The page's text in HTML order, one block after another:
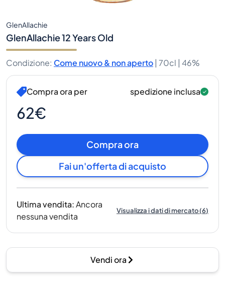
GlenAllachie
GlenAllachie 12 Years Old
Condizione: Come nuovo & non aperto | 70cl | 46%
Compra ora per
62€
spedizione inclusa
Compra ora
Fai un'offerta di acquisto
Ultima vendita:Ancora
nessuna vendita
Visualizza i dati di mercato(6)
Vendi ora